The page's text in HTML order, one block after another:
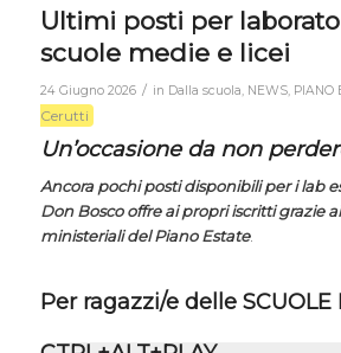
Ultimi posti per
scuole medie e licei
24 Giugno 2026 / in Dalla scuola, NEWS, PIANO
Cerutti
Un’occasione da non
Ancora pochi posti disponibili per i lab
Don Bosco offre ai propri iscritti grazie
ministeriali del Piano Estate.
Per ragazzi/e delle SCUOLE